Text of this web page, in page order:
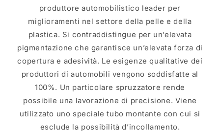
produttore automobilistico leader per
miglioramenti nel settore della pelle e della
plastica. Si contraddistingue per un’elevata
pigmentazione che garantisce un’elevata forza di
copertura e adesività. Le esigenze qualitative dei
produttori di automobili vengono soddisfatte al
100%. Un particolare spruzzatore rende
possibile una lavorazione di precisione. Viene
utilizzato uno speciale tubo montante con cui si
esclude la possibilità d’incollamento.